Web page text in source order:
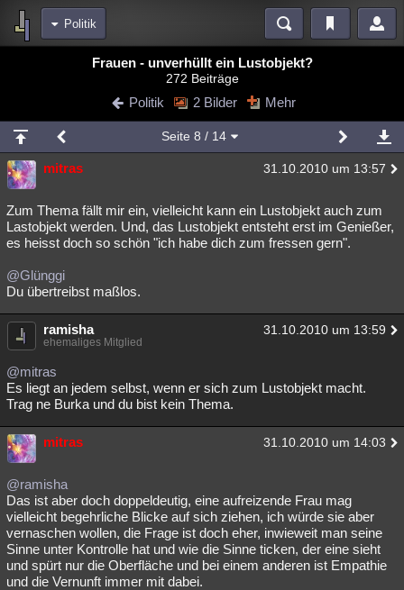
Politik
Blogs Videos
Chat Wiki Neuigkeiten
meine Rubriken
Menschen Mystery Kriminalfälle
Spiritualität Verschwörungen Technologie Ufologie
Natur Umfragen Unterhaltung
weitere Rubriken
Philosophie Träume
Astronomie Gaming Filme
Musik
Übersichten
Besucht Teilgenommen Alle Neue Geschlossen
Lesenswert
Frauen - unverhüllt ein Lustobjekt?
272 Beiträge
Politik 2 Bilder Mehr
Seite 8 / 14
mitras 31.10.2010 um 13:57
Zum Thema fällt mir ein, vielleicht kann ein Lustobjekt auch zum
Lastobjekt werden. Und, das Lustobjekt entsteht erst im Genießer,
es heisst doch so schön "ich habe dich zum fressen gern".
@Glünggi
Du übertreibst maßlos.
ramisha 31.10.2010 um 13:59
ehemaliges Mitglied
@mitras
Es liegt an jedem selbst, wenn er sich zum Lustobjekt macht.
Trag ne Burka und du bist kein Thema.
mitras 31.10.2010 um 14:03
@ramisha
Das ist aber doch doppeldeutig, eine aufreizende Frau mag
vielleicht begehrliche Blicke auf sich ziehen, ich würde sie aber
vernaschen wollen, die Frage ist doch eher, inwieweit man seine
Sinne unter Kontrolle hat und wie die Sinne ticken, der eine sieht
und spürt nur die Oberfläche und bei einem anderen ist Empathie
und die Vernunft immer mit dabei.